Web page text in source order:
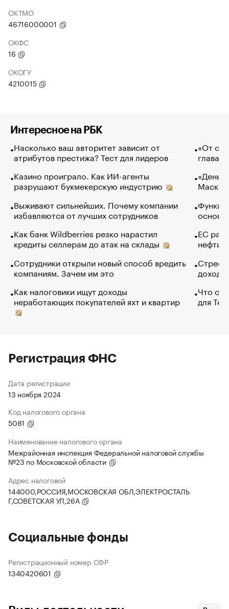
ОКТМО
46716000001
ОКФС
16
ОКОГУ
4210015
Интересное на РБК
Насколько ваш авторитет зависит от
атрибутов престижа? Тест для лидеров
Казино проиграло. Как ИИ-агенты
разрушают букмекерскую индустрию
Выживают сильнейших. Почему компании
избавляются от лучших сотрудников
Как банк Wildberries резко нарастил
кредиты селлерам до атак на склады
Сотрудники открыли новый способ вредить
компаниям. Зачем им это
Как налоговики ищут доходы
неработающих покупателей яхт и квартир
«От
глава
Маск в
основ
ЕС
нефти
Что
для
Регистрация ФНС
Дата регистрации
13 ноября 2024
Код налогового органа
5081
Наименование налогового органа
Межрайонная инспекция Федеральной налоговой службы
№23 по Московской области
Адрес налоговой
144000,РОССИЯ,МОСКОВСКАЯ ОБЛ,ЭЛЕКТРОСТАЛЬ
Г,СОВЕТСКАЯ УЛ,26А
Социальные фонды
Регистрационный номер СФР
1340420601